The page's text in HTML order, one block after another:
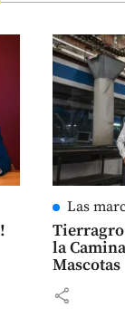
Las
la
Mascotas
share